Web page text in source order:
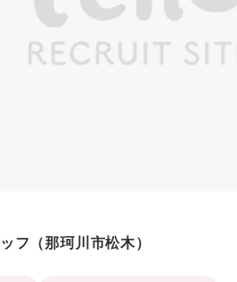
フ（那珂川市松木）